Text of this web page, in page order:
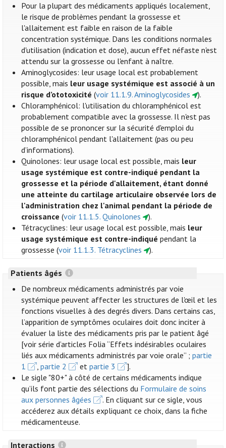
Pour la plupart des médicaments appliqués localement,
le risque de problèmes pendant la grossesse et
l'allaitement est faible en raison de la faible
concentration systémique. Dans les conditions normales
d'utilisation (indication et dose), aucun effet néfaste n'est
attendu sur la grossesse ou l'enfant à naître.
Aminoglycosides: leur usage local est probablement
possible, mais leur usage systémique est associé à un
risque d’ototoxicité (voir 11.1.9. Aminoglycosides
).
Chloramphénicol: l'utilisation du chloramphénicol est
probablement compatible avec la grossesse. Il n'est pas
possible de se prononcer sur la sécurité d'emploi du
chloramphénicol pendant l'allaitement (pas ou peu
d’informations).
Quinolones: leur usage local est possible, mais leur
usage systémique est contre-indiqué pendant la
grossesse et la période d'allaitement, étant donné
une atteinte du cartilage articulaire observée lors de
l'administration chez l'animal pendant la période de
croissance (voir 11.1.5. Quinolones
).
Tétracyclines: leur usage local est possible, mais leur
usage systémique est contre-indiqué pendant la
grossesse (voir 11.1.3. Tétracyclines ).
Patients âgés
De nombreux médicaments administrés par voie
systémique peuvent affecter les structures de l'œil et les
fonctions visuelles à des degrés divers. Dans certains cas,
l’apparition de symptômes oculaires doit donc inciter à
évaluer la liste des médicaments pris par le patient âgé
[voir série d’articles Folia “Effets indésirables oculaires
liés aux médicaments administrés par voie orale” ;partie
1
,partie 2 etpartie 3
].
Le sigle "80+" à côté de certains médicaments indique
qu’ils font partie des sélections du Formulaire de soins
aux personnes âgées
. En cliquant sur ce sigle, vous
accéderez aux détails expliquant ce choix, dans la fiche
médicamenteuse.
Interactions